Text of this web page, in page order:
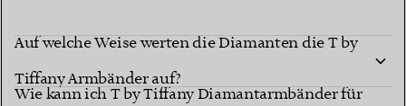
Auf welche Weise werten die Diamanten die T by
Tiffany Armbänder auf?
Wie kann ich T by Tiffany Diamantarmbänder für